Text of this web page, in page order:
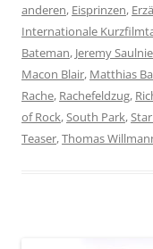
anderen, Eisprinzen,
Internationale
Bateman, Jeremy
Macon Blair, Matthias
Rache, Rachefeldzug,
of Rock,South Park,
Teaser,Thomas